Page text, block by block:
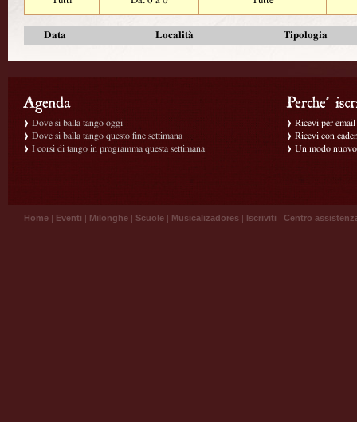
Data Località Tipologia
Dove si balla tango oggi
Dove si balla tango questo fine settimana
I corsi di tango in programma questa settimana
Ricevi per
Ricevi con
Un modo
Home | Eventi | Milonghe | Scuole | Musicalizadores | Iscriviti | Centro